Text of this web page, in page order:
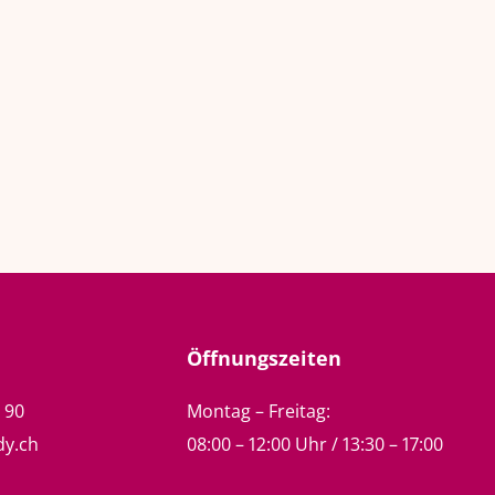
90
Öffnungszeiten
Montag – Freitag:
08:00 – 12:00 Uhr / 13:30 – 17:00